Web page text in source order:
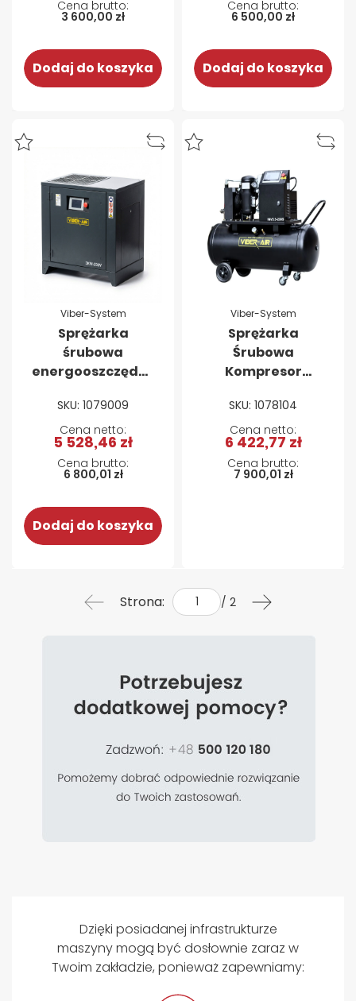
3 600,00 zł
Dodaj do koszyka
6 500,00 zł
Dodaj do koszyka
Viber-System
Sprężarka
śrubowa
energooszczędna
230V
Automatyczny
Start
SKU: 1079009
6 800,01 zł
5 528,46 zł
Dodaj do koszyka
Viber-System
Sprężarka
Śrubowa
Kompresor
śrubowy z
falownikiem
Viber-Air INV5.5-
200S 5,5kW 200l
400V
SKU: 1078104
7 900,01 zł
6 422,77 zł
Strona: / 2
Dzięki posiadanej infrastrukturze
maszyny mogą być dosłownie zaraz w
Twoim zakładzie, ponieważ zapewniamy: